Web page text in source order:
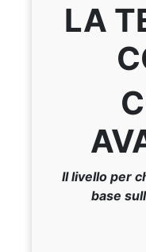
LA
II livello per
base